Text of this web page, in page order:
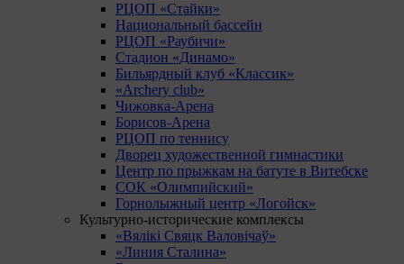
РЦОП «Стайки»
Национальный бассейн
РЦОП «Раубичи»
Стадион «Динамо»
Бильярдный клуб «Классик»
«Archery club»
Чижовка-Арена
Борисов-Арена
РЦОП по теннису
Дворец художественной гимнастики
Центр по прыжкам на батуте в Витебске
СОК «Олимпийский»
Горнолыжный центр «Логойск»
Культурно-исторические комплексы
«Вялікі Свяцк Валовічаў»
«Линия Сталина»